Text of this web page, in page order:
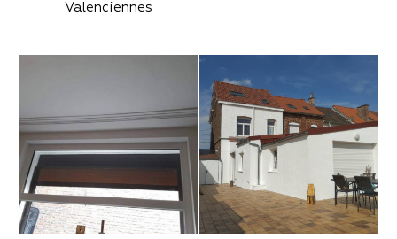
Valenciennes